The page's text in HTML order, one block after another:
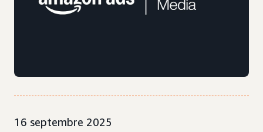
16 septembre 2025